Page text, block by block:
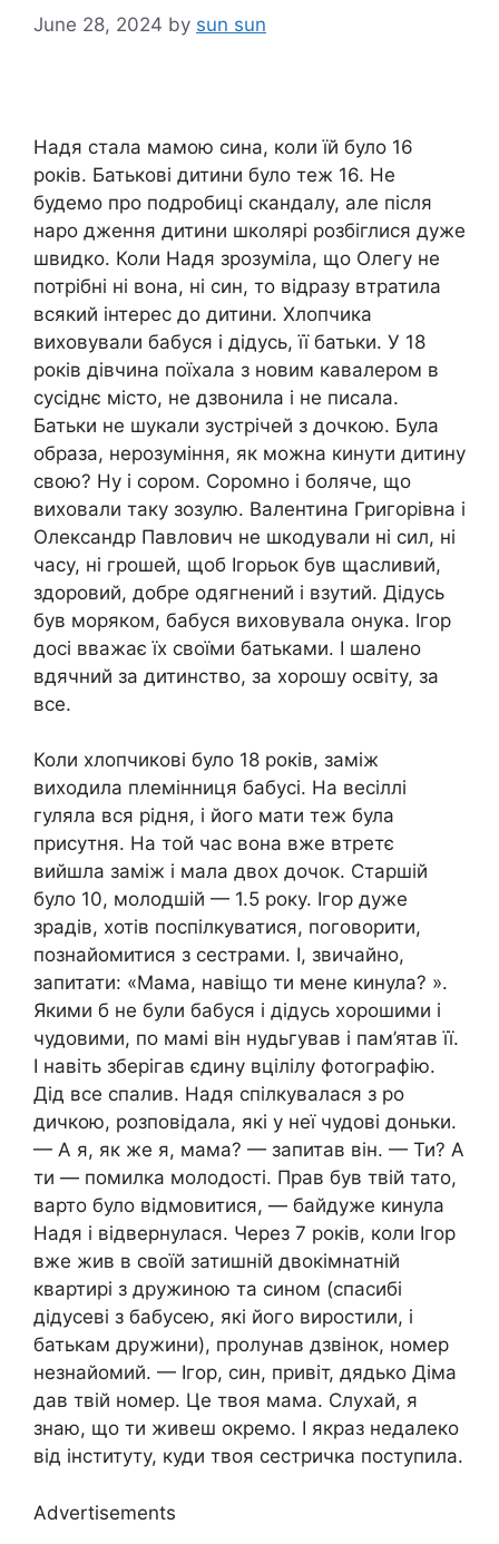
June 28, 2024 by sun sun
Надя стала мамою сина, коли їй було 16
років. Батькові дитини було теж 16. Не
будемо про подробиці скандалу, але після
наро дження дитини школярі розбіглися дуже
швидко. Коли Надя зрозуміла, що Олегу не
потрібні ні вона, ні син, то відразу втратила
всякий інтерес до дитини. Хлопчика
виховували бабуся і дідусь, її батьки. У 18
років дівчина поїхала з новим кавалером в
сусіднє місто, не дзвонила і не писала.
Батьки не шукали зустрічей з дочкою. Була
образа, нерозуміння, як можна кинути дитину
свою? Ну і сором. Соромно і боляче, що
виховали таку зозулю. Валентина Григорівна і
Олександр Павлович не шкодували ні сил, ні
часу, ні грошей, щоб Ігорьок був щасливий,
здоровий, добре одягнений і взутий. Дідусь
був моряком, бабуся виховувала онука. Ігор
досі вважає їх своїми батьками. І шалено
вдячний за дитинство, за хорошу освіту, за
все.
Коли хлопчикові було 18 років, заміж
виходила племінниця бабусі. На весіллі
гуляла вся рідня, і його мати теж була
присутня. На той час вона вже втретє
вийшла заміж і мала двох дочок. Старшій
було 10, молодшій — 1.5 року. Ігор дуже
зрадів, хотів поспілкуватися, поговорити,
познайомитися з сестрами. І, звичайно,
запитати: «Мама, навіщо ти мене кинула? ».
Якими б не були бабуся і дідусь хорошими і
чудовими, по мамі він нудьгував і пам’ятав її.
І навіть зберігав єдину вцілілу фотографію.
Дід все спалив. Надя спілкувалася з ро
дичкою, розповідала, які у неї чудові доньки.
— А я, як же я, мама? — запитав він. — Ти? А
ти — помилка молодості. Прав був твій тато,
варто було відмовитися, — байдуже кинула
Надя і відвернулася. Через 7 років, коли Ігор
вже жив в своїй затишній двокімнатній
квартирі з дружиною та сином (спасибі
дідусеві з бабусею, які його виростили, і
батькам дружини), пролунав дзвінок, номер
незнайомий. — Ігор, син, привіт, дядько Діма
дав твій номер. Це твоя мама. Слухай, я
знаю, що ти живеш окремо. І якраз недалеко
від інституту, куди твоя сестричка поступила.
Advertisements